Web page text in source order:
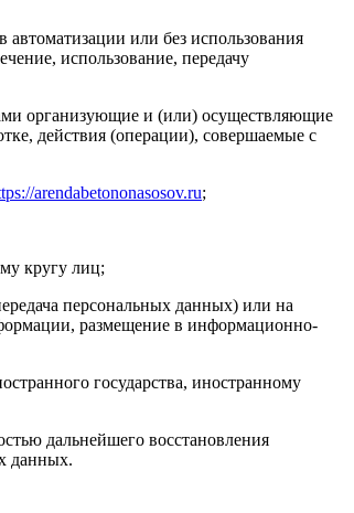
или без использования
использование, передачу
организующие и (или) осуществляющие
действия (операции), совершаемые с
arendabetononasosov.ru;
кругу лиц;
персональных данных) или на
размещение в информационно-
государства, иностранному
дальнейшего восстановления
данных.